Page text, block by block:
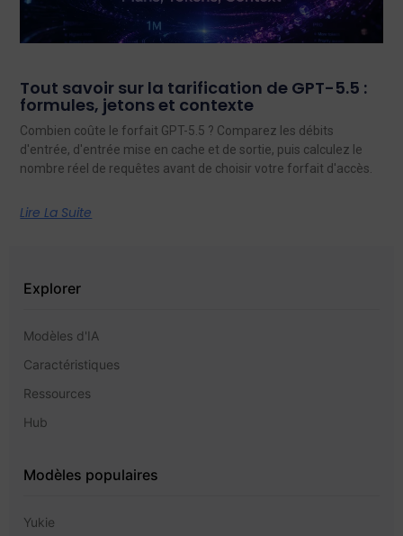
Tout savoir sur la tarification de GPT-5.5 :
formules, jetons et contexte
Combien coûte le forfait GPT-5.5 ? Comparez les débits
d'entrée, d'entrée mise en cache et de sortie, puis calculez le
nombre réel de requêtes avant de choisir votre forfait d'accès.
Lire La Suite
Explorer
Modèles d'IA
Caractéristiques
Ressources
Hub
Modèles populaires
Yukie